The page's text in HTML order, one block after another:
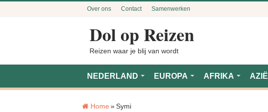
Over ons Contact Samenwerken
Dol op Reizen
Reizen waar je blij van wordt
NEDERLAND EUROPA AFRIKA AZIË
Home » Tag:
Symi